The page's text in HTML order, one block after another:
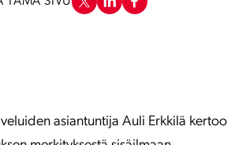
asiantuntija Auli Erkkilä kertoo